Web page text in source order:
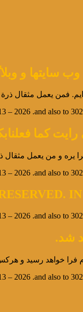
سایتها و
ایم. فمن یعمل مثقال
– 2026 .and also to
کما
یره و من یعمل مثقال
– 2026 .and also to
– 2026 .and also to
شد.
فرا خواهد رسید و
– 2026 .and also to